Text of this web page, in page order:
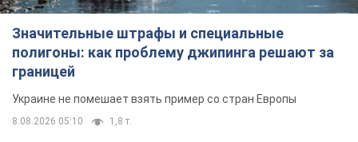
Значительные штрафы и специальные
полигоны: как проблему джипинга решают за
границей
Украине не помешает взять пример со стран Европы
8.08.2026 05:10 1,8 т.